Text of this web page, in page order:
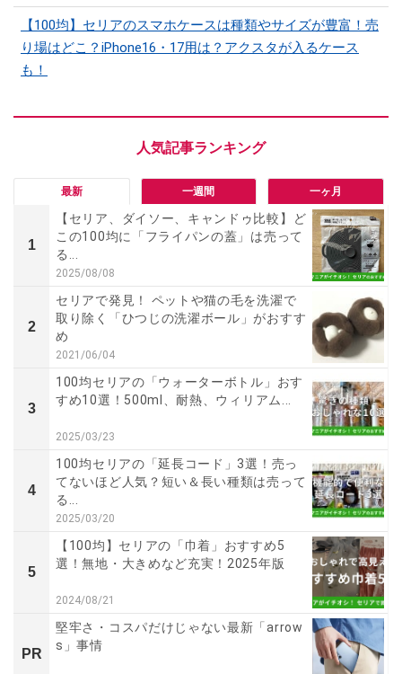
【100均】セリアのスマホケースは種類やサイズが豊富！売
り場はどこ？iPhone16・17用は？アクスタが入るケース
も！
最新 一週間 一ヶ月
1
【セリア、ダイソー、キャンドゥ比較】ど
この100均に「フライパンの蓋」は売って
る...
2025/08/08
2
セリアで発見！ ペットや猫の毛を洗濯で
取り除く「ひつじの洗濯ボール」がおすす
め
2021/06/04
3
100均セリアの「ウォーターボトル」おす
すめ10選！500ml、耐熱、ウィリアム...
2025/03/23
4
100均セリアの「延長コード」3選！売っ
てないほど人気？短い＆長い種類は売って
る...
2025/03/20
5
【100均】セリアの「巾着」おすすめ5
選！無地・大きめなど充実！2025年版
2024/08/21
PR
堅牢さ・コスパだけじゃない最新「arrow
s」事情